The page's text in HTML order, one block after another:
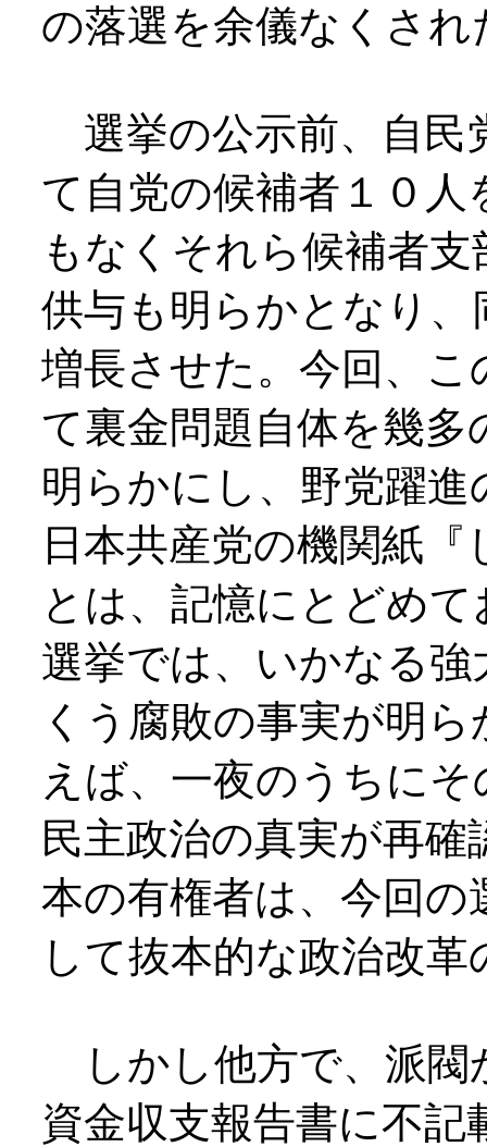
の落選を余儀なくされ
選挙の公示前、自民
て自党の候補者１０
もなくそれら候補者
供与も明らかとなり
増長させた。今回、
て裏金問題自体を幾
明らかにし、野党躍
日本共産党の機関紙
とは、記憶にとどめ
選挙では、いかなる
くう腐敗の事実が明
えば、一夜のうちに
民主政治の真実が再
本の有権者は、今回の
して抜本的な政治改
しかし他方で、派閥
資金収支報告書に不